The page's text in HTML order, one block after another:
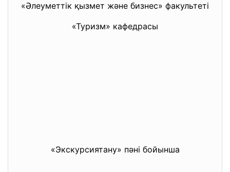
«Әлеуметтік қызмет және бизнес» факультеті
«Туризм» кафедрасы
«Экскурсиятану» пәні бойынша